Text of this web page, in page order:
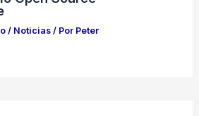
/ Noticias/ Por Peter